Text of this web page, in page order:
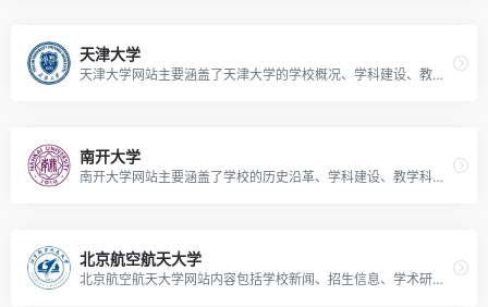
天津大学
天津大学网站主要涵盖了天津大学的学校概况、学科建设、教学科研、招生就业、校园生活等多方面信息。
南开大学
南开大学网站主要涵盖了学校的历史沿革、学科建设、教学科研、招生就业、校园生活等多方面信息。
北京航空航天大学
北京航空航天大学网站内容包括学校新闻、招生信息、学术研究、学生生活等方面，展示了学校的概况、历史、专业设置、科研成果以及与社会的合作等。